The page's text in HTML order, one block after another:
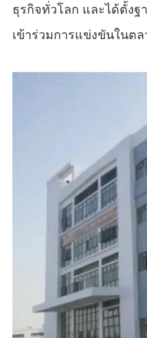
ธุรกิจทั่วโลก และได้ตั้งฐ
เข้าร่วมการแข่งขันในต